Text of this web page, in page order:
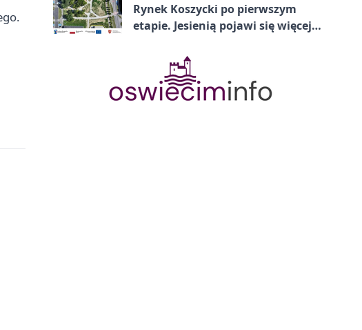
Rynek Koszycki po pierwszym
etapie. Jesienią pojawi się więcej